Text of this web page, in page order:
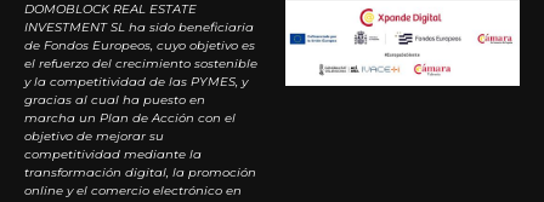
DOMOBLOCK REAL ESTATE
INVESTMENT SL ha sido beneficiaria
de Fondos Europeos, cuyo objetivo es
el refuerzo del crecimiento sostenible
y la competitividad de las PYMES, y
gracias al cual ha puesto en
marcha un Plan de Acción con el
objetivo de mejorar su
competitividad mediante la
transformación digital, la promoción
online y el comercio electrónico en